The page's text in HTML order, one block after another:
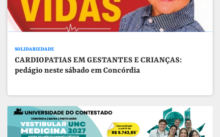
SOLIDARIEDADE
CARDIOPATIAS EM GESTANTES E CRIANÇAS:
pedágio neste sábado em Concórdia